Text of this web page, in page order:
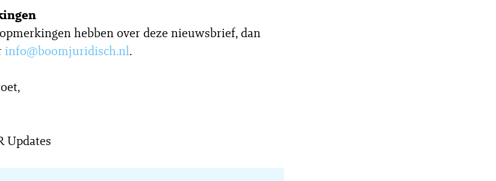
hebben over deze nieuwsbrief, dan
info@boomjuridisch.nl.
Updates